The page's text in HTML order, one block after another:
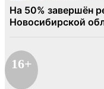
16+